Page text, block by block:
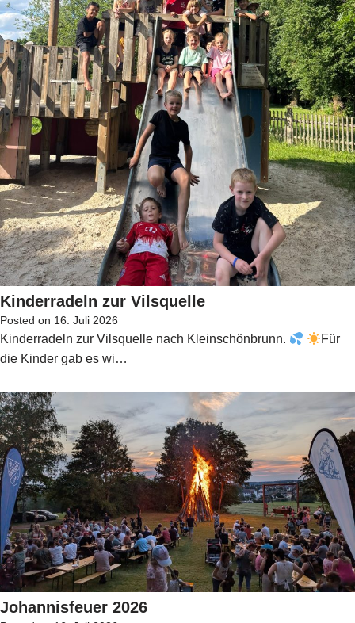
Kinderradeln zur Vilsquelle
Posted on 16. Juli 2026
Kinderradeln zur Vilsquelle nach Kleinschönbrunn.
Für
die Kinder gab es wi…
Johannisfeuer 2026